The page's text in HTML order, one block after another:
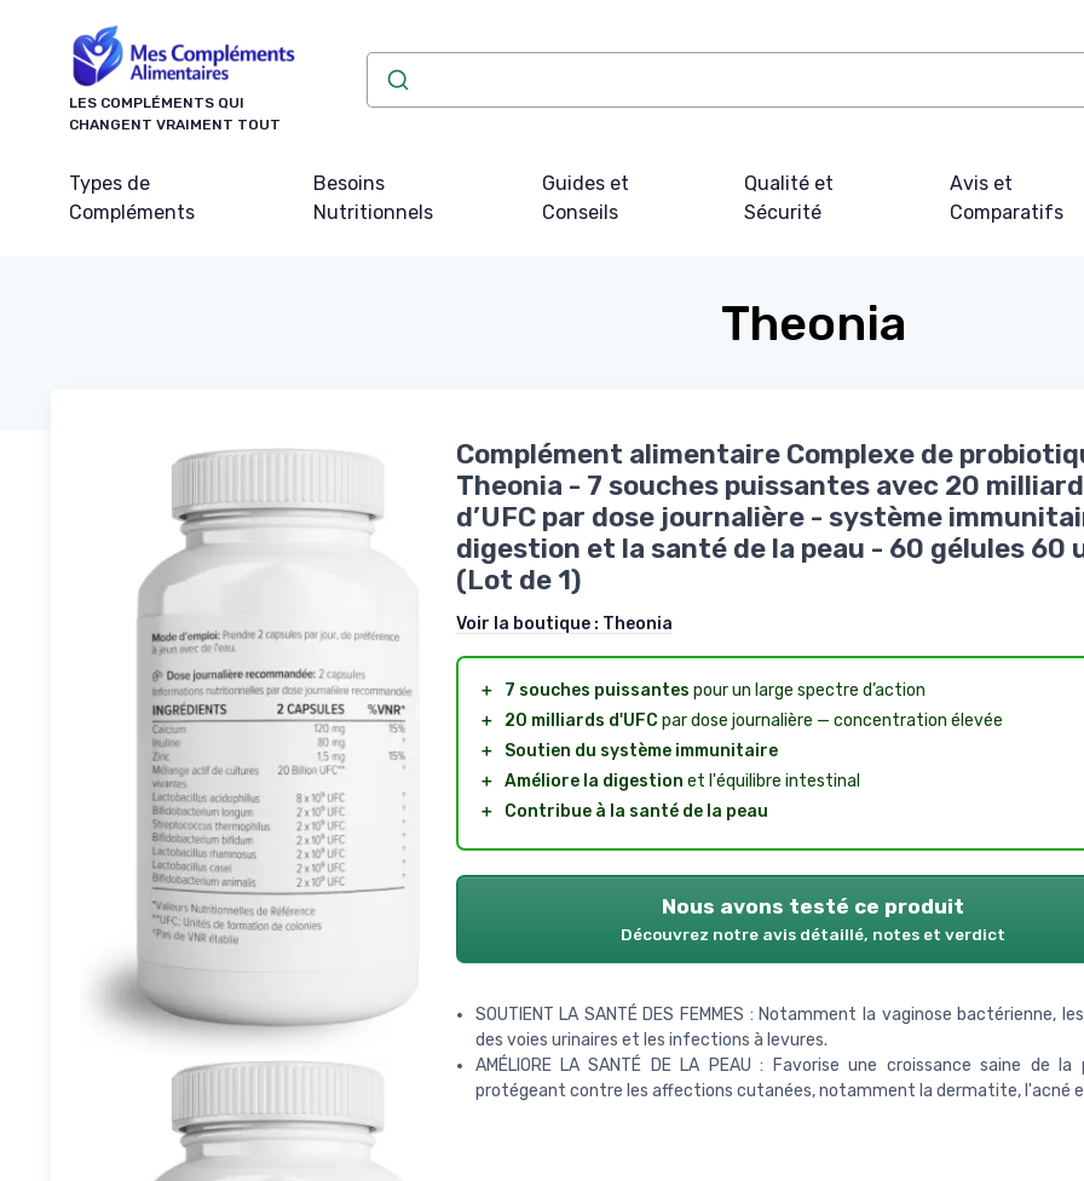
LES COMPLÉMENTS QUI
CHANGENT VRAIMENT TOUT
Types de
Compléments
Besoins
Nutritionnels
Guides et
Conseils
Qualité et
Sécurité
Avis et
Comparatifs
Theonia
Complément alimentaire Complexe de
Theonia - 7 souches puissantes avec 20
d’UFC par dose journalière - système
digestion et la santé de la peau - 60 gélules 60
(Lot de 1)
Voir la boutique : Theonia
＋ 7 souches puissantes pour un large spectre d’action
＋
20 milliards d'UFC par dose journalière — concentration élevée
＋
Soutien du système immunitaire
＋ Améliore la digestion et l'équilibre intestinal
＋
Contribue à la santé de la peau
Nous avons testé ce produit
Découvrez notre avis détaillé, notes et verdict
SOUTIENT LA SANTÉ DES FEMMES : Notamment la vaginose bactérienne,
des voies urinaires et les infections à levures.
AMÉLIORE LA SANTÉ DE LA PEAU : Favorise une croissance saine de
protégeant contre les affections cutanées, notamment la dermatite, l'acné